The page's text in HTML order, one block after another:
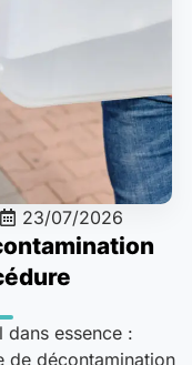
23/07/2026
dans essence :
de décontamination